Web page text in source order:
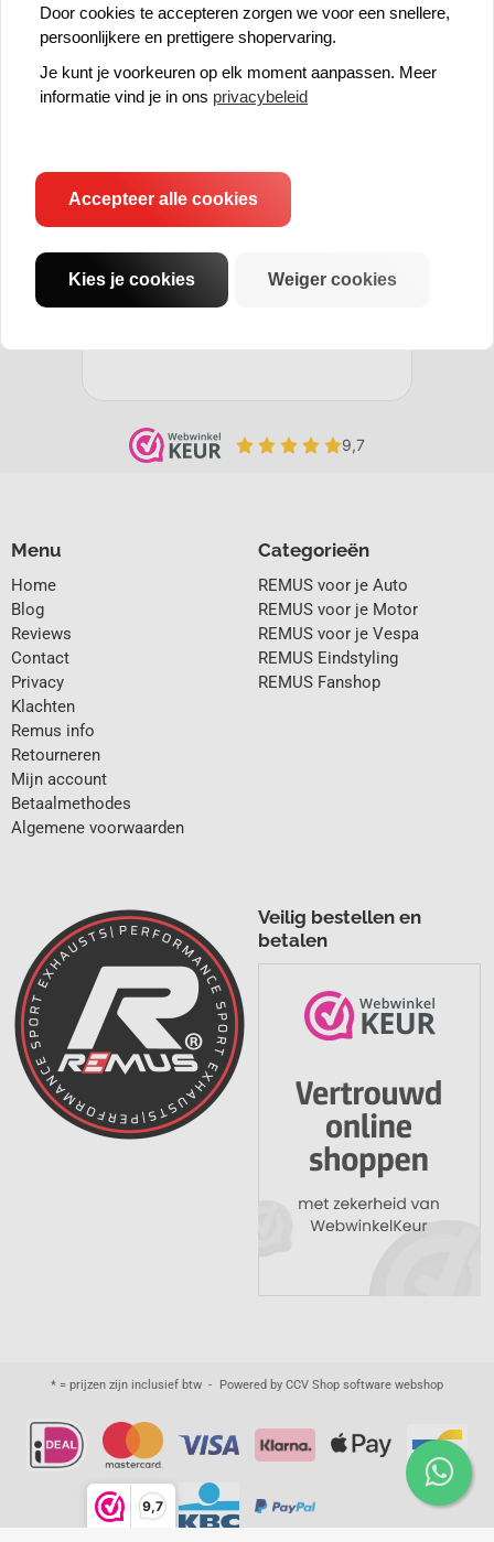
9,7
Vast contactpersoon
Categorieën
REMUS voor je Auto
REMUS voor je Motor
REMUS voor je Vespa
REMUS Eindstyling
REMUS Fanshop
Menu
Home
Blog
Reviews
Contact
Privacy
Klachten
Remus info
Retourneren
Mijn account
Betaalmethodes
Algemene voorwaarden
Veilig bestellen en
betalen
* = prijzen zijn inclusief btw - Powered by CCV Shop software webshop
Door cookies te accepteren zorgen we voor een snellere,
persoonlijkere en prettigere shopervaring.
Je kunt je voorkeuren op elk moment aanpassen. Meer
informatie vind je in ons privacybeleid
Accepteer alle cookies
Kies je cookies Weiger cookies